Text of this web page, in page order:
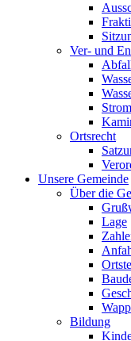
Ver- und
Ortsrecht
Unsere Gemeinde
Über die
Lage
Bildung